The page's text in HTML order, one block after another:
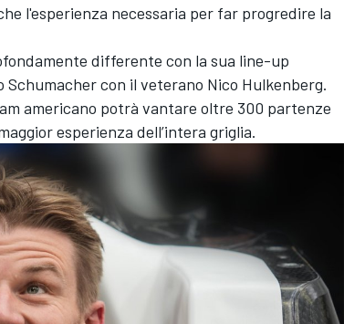
l'esperienza necessaria per far progredire la
differente con la sua line-up
con il veterano Nico Hulkenberg.
americano potrà vantare oltre 300 partenze
esperienza dell’intera griglia.